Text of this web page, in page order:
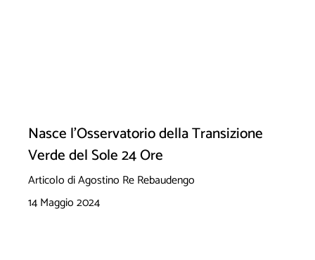
Nasce l'Osservatorio della Transizione
Verde del Sole 24 Ore
Articolo di Agostino Re Rebaudengo
14 Maggio 2024